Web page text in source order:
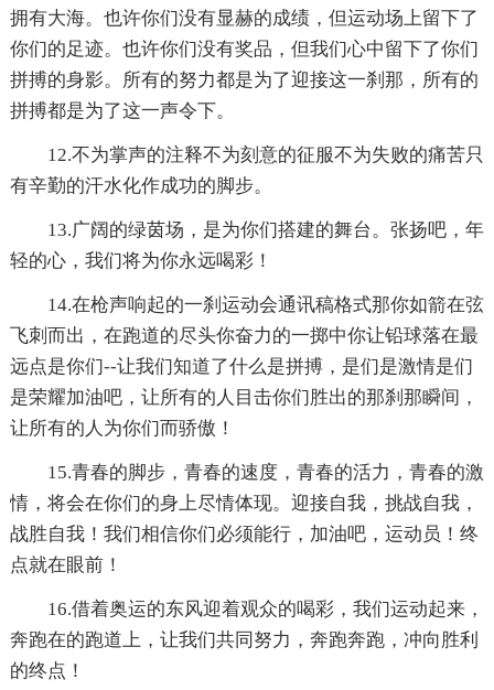
拥有大海。也许你们没有显赫的成绩，但运动场上留下了
你们的足迹。也许你们没有奖品，但我们心中留下了你们
拼搏的身影。所有的努力都是为了迎接这一刹那，所有的
拼搏都是为了这一声令下。
12.不为掌声的注释不为刻意的征服不为失败的痛苦只
有辛勤的汗水化作成功的脚步。
13.广阔的绿茵场，是为你们搭建的舞台。张扬吧，年
轻的心，我们将为你永远喝彩！
14.在枪声响起的一刹运动会通讯稿格式那你如箭在弦
飞刺而出，在跑道的尽头你奋力的一掷中你让铅球落在最
远点是你们--让我们知道了什么是拼搏，是们是激情是们
是荣耀加油吧，让所有的人目击你们胜出的那刹那瞬间，
让所有的人为你们而骄傲！
15.青春的脚步，青春的速度，青春的活力，青春的激
情，将会在你们的身上尽情体现。迎接自我，挑战自我，
战胜自我！我们相信你们必须能行，加油吧，运动员！终
点就在眼前！
16.借着奥运的东风迎着观众的喝彩，我们运动起来，
奔跑在的跑道上，让我们共同努力，奔跑奔跑，冲向胜利
的终点！